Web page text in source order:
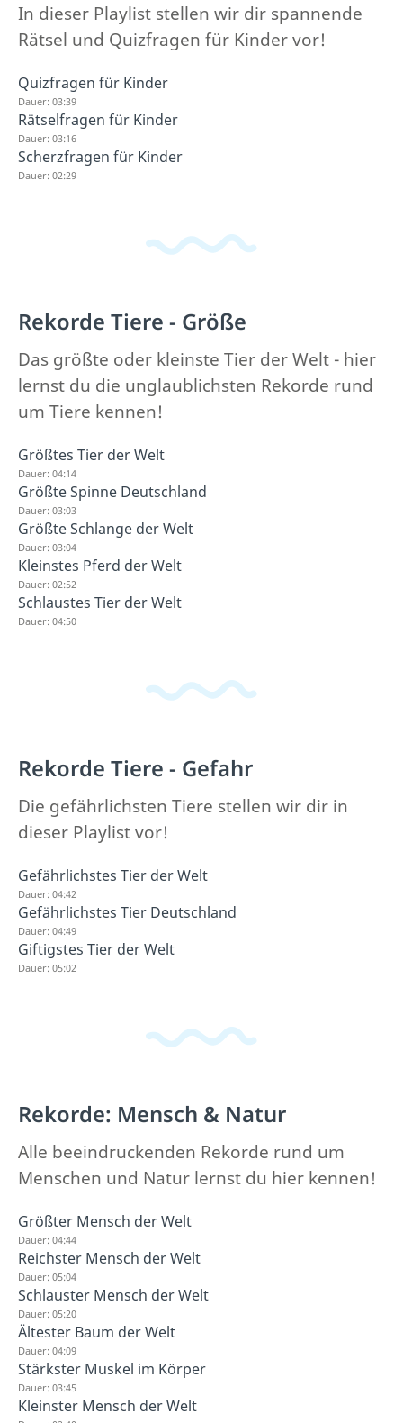
In dieser Playlist stellen wir dir spannende
Rätsel und Quizfragen für Kinder vor!
Quizfragen für Kinder
Dauer: 03:39
Rätselfragen für Kinder
Dauer: 03:16
Scherzfragen für Kinder
Dauer: 02:29
Rekorde Tiere - Größe
Das größte oder kleinste Tier der Welt - hier
lernst du die unglaublichsten Rekorde rund
um Tiere kennen!
Größtes Tier der Welt
Dauer: 04:14
Größte Spinne Deutschland
Dauer: 03:03
Größte Schlange der Welt
Dauer: 03:04
Kleinstes Pferd der Welt
Dauer: 02:52
Schlaustes Tier der Welt
Dauer: 04:50
Rekorde Tiere - Gefahr
Die gefährlichsten Tiere stellen wir dir in
dieser Playlist vor!
Gefährlichstes Tier der Welt
Dauer: 04:42
Gefährlichstes Tier Deutschland
Dauer: 04:49
Giftigstes Tier der Welt
Dauer: 05:02
Rekorde: Mensch & Natur
Alle beeindruckenden Rekorde rund um
Menschen und Natur lernst du hier kennen!
Größter Mensch der Welt
Dauer: 04:44
Reichster Mensch der Welt
Dauer: 05:04
Schlauster Mensch der Welt
Dauer: 05:20
Ältester Baum der Welt
Dauer: 04:09
Stärkster Muskel im Körper
Dauer: 03:45
Kleinster Mensch der Welt